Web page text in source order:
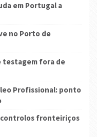
em Portugal a
no Porto de
testagem fora de
Profissional: ponto
fronteiriços